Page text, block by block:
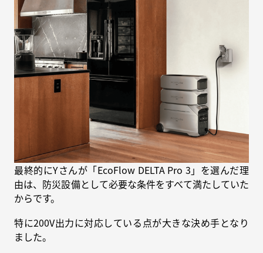
最終的にYさんが「EcoFlow DELTA Pro 3」を選んだ理
由は、防災設備として必要な条件をすべて満たしていた
からです。
特に200V出力に対応している点が大きな決め手となり
ました。